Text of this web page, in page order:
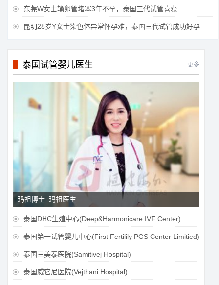
 东莞W女士输卵管堵塞3年不孕，泰国三代试管喜获
 昆明28岁Y女士染色体异常怀孕难，泰国三代试管成功好孕
泰国试管婴儿医生 更多
玛祖博士_玛祖医生
 泰国DHC生殖中心(Deep&Harmonicare IVF Center)
 泰国第一试管婴儿中心(First Fertilily PGS Center Limitied)
 泰国三美泰医院(Samitivej Hospital)
 泰国威它尼医院(Vejthani Hospital)